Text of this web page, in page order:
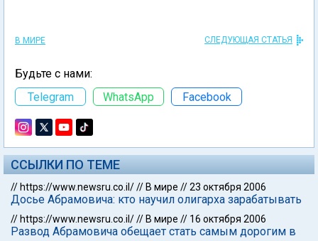
В МИРЕ СЛЕДУЮЩАЯ СТАТЬЯ
Будьте с нами:
Telegram
WhatsApp Facebook
ССЫЛКИ ПО ТЕМЕ
// https://www.newsru.co.il/// В мире //23 октября 2006
Досье Абрамовича: кто научил олигарха зарабатывать
// https://www.newsru.co.il/// В мире // 16 октября 2006
Развод Абрамовича обещает стать самым дорогим в